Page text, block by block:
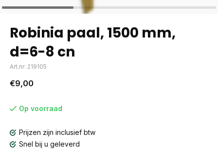
Robinia paal, 1500 mm,
d=6-8 cn
Art.nr: 219105
€9,00
Op voorraad
Prijzen zijn inclusief btw
Snel bij u geleverd